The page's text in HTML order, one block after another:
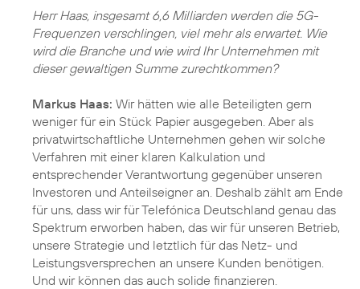
Herr Haas, insgesamt 6,6 Milliarden werden die 5G-
Frequenzen verschlingen, viel mehr als erwartet. Wie
wird die Branche und wie wird Ihr Unternehmen mit
dieser gewaltigen Summe zurechtkommen?
Markus Haas: Wir hätten wie alle Beteiligten gern
weniger für ein Stück Papier ausgegeben. Aber als
privatwirtschaftliche Unternehmen gehen wir solche
Verfahren mit einer klaren Kalkulation und
entsprechender Verantwortung gegenüber unseren
Investoren und Anteilseigner an. Deshalb zählt am Ende
für uns, dass wir für Telefónica Deutschland genau das
Spektrum erworben haben, das wir für unseren Betrieb,
unsere Strategie und letztlich für das Netz- und
Leistungsversprechen an unsere Kunden benötigen.
Und wir können das auch solide finanzieren.